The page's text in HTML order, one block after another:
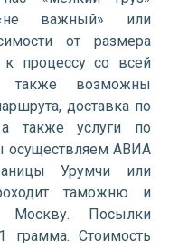
важный» или
от размера
процессу со всей
также возможны
доставка по
также услуги по
АВИА
Урумчи или
таможню и
Москву. Посылки
грамма. Стоимость